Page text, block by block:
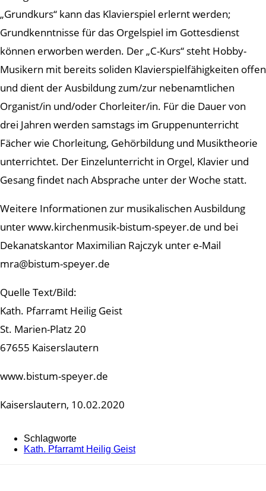
„Grundkurs“ kann das Klavierspiel erlernt werden;
Grundkenntnisse für das Orgelspiel im Gottesdienst
können erworben werden. Der „C-Kurs“ steht Hobby-
Musikern mit bereits soliden Klavierspielfähigkeiten offen
und dient der Ausbildung zum/zur nebenamtlichen
Organist/in und/oder Chorleiter/in. Für die Dauer von
drei Jahren werden samstags im Gruppenunterricht
Fächer wie Chorleitung, Gehörbildung und Musiktheorie
unterrichtet. Der Einzelunterricht in Orgel, Klavier und
Gesang findet nach Absprache unter der Woche statt.
Weitere Informationen zur musikalischen Ausbildung
unter www.kirchenmusik-bistum-speyer.de und bei
Dekanatskantor Maximilian Rajczyk unter e-Mail
mra@bistum-speyer.de
Quelle Text/Bild:
Kath. Pfarramt Heilig Geist
St. Marien-Platz 20
67655 Kaiserslautern
www.bistum-speyer.de
Kaiserslautern, 10.02.2020
Schlagworte
Kath. Pfarramt Heilig Geist